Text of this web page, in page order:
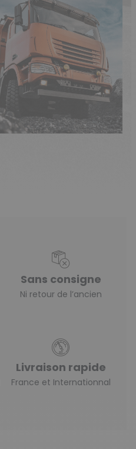
Sans consigne
Ni retour de l’ancien
Livraison rapide
France et Internationnal